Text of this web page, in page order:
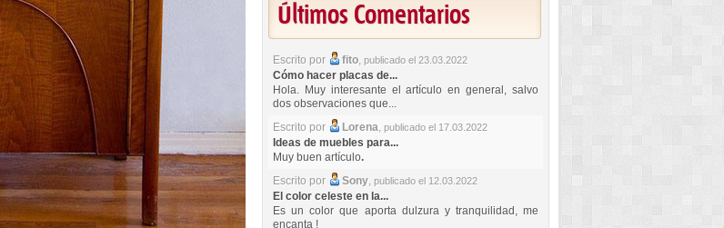
Últimos Comentarios
Escrito por fito, publicado el 23.03.2022
Cómo hacer placas de...
Hola. Muy interesante el artículo en general, salvo
dos observaciones que...
Escrito por
Lorena, publicado el 17.03.2022
Ideas de muebles para...
Muy buen artículo.
Escrito por
Sony, publicado el 12.03.2022
El color celeste en la...
Es un color que aporta dulzura y tranquilidad, me
encanta !